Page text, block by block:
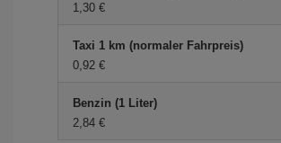
1,30 €
Taxi 1 km (normaler Fahrpreis)
0,92 €
Benzin (1 Liter)
2,84 €